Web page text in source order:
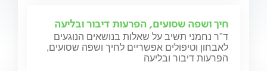
חיך ושפה שסועים, הפרעות דיבור ובליעה
ד"ר נחמני תשיב על שאלות בנושאים הנוגעים
לאבחון וטיפולים אפשריים לחיך ושפה שסועים,
הפרעות דיבור ובליעה